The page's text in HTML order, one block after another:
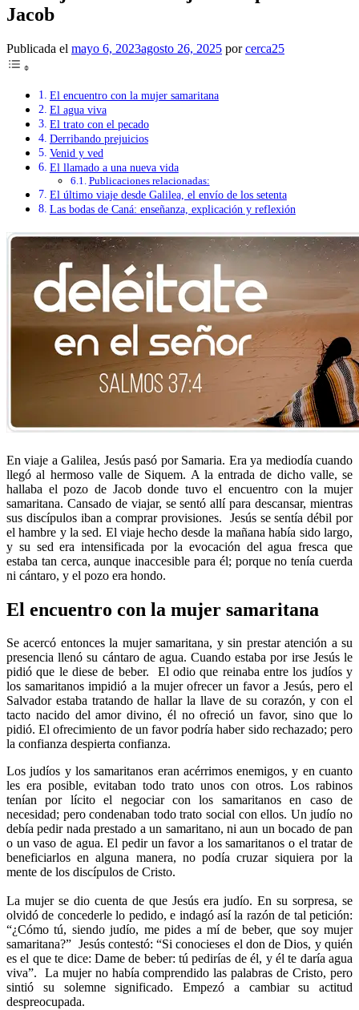
Jacob
Publicada el mayo 6, 2023agosto 26, 2025 porcerca25
El encuentro con la mujer samaritana
El agua viva
El trato con el pecado
Derribando prejuicios
Venid y ved
El llamado a una nueva vida
Publicaciones relacionadas:
El último viaje desde Galilea, el envío de los setenta
Las bodas de Caná: enseñanza, explicación y reflexión
En viaje a Galilea, Jesús pasó por Samaria. Era ya mediodía cuando
llegó al hermoso valle de Siquem. A la entrada de dicho valle, se
hallaba el pozo de Jacob donde tuvo el encuentro con la mujer
samaritana. Cansado de viajar, se sentó allí para descansar, mientras
sus discípulos iban a comprar provisiones. Jesús se sentía débil por
el hambre y la sed. El viaje hecho desde la mañana había sido largo,
y su sed era intensificada por la evocación del agua fresca que
estaba tan cerca, aunque inaccesible para él; porque no tenía cuerda
ni cántaro, y el pozo era hondo.
El encuentro con la mujer samaritana
Se acercó entonces la mujer samaritana, y sin prestar atención a su
presencia llenó su cántaro de agua. Cuando estaba por irse Jesús le
pidió que le diese de beber. El odio que reinaba entre los judíos y
los samaritanos impidió a la mujer ofrecer un favor a Jesús, pero el
Salvador estaba tratando de hallar la llave de su corazón, y con el
tacto nacido del amor divino, él no ofreció un favor, sino que lo
pidió. El ofrecimiento de un favor podría haber sido rechazado; pero
la confianza despierta confianza.
Los judíos y los samaritanos eran acérrimos enemigos, y en cuanto
les era posible, evitaban todo trato unos con otros. Los rabinos
tenían por lícito el negociar con los samaritanos en caso de
necesidad; pero condenaban todo trato social con ellos. Un judío no
debía pedir nada prestado a un samaritano, ni aun un bocado de pan
o un vaso de agua. El pedir un favor a los samaritanos o el tratar de
beneficiarlos en alguna manera, no podía cruzar siquiera por la
mente de los discípulos de Cristo.
La mujer se dio cuenta de que Jesús era judío. En su sorpresa, se
olvidó de concederle lo pedido, e indagó así la razón de tal petición:
“¿Cómo tú, siendo judío, me pides a mí de beber, que soy mujer
samaritana?” Jesús contestó: “Si conocieses el don de Dios, y quién
es el que te dice: Dame de beber: tú pedirías de él, y él te daría agua
viva”. La mujer no había comprendido las palabras de Cristo, pero
sintió su solemne significado. Empezó a cambiar su actitud
despreocupada.